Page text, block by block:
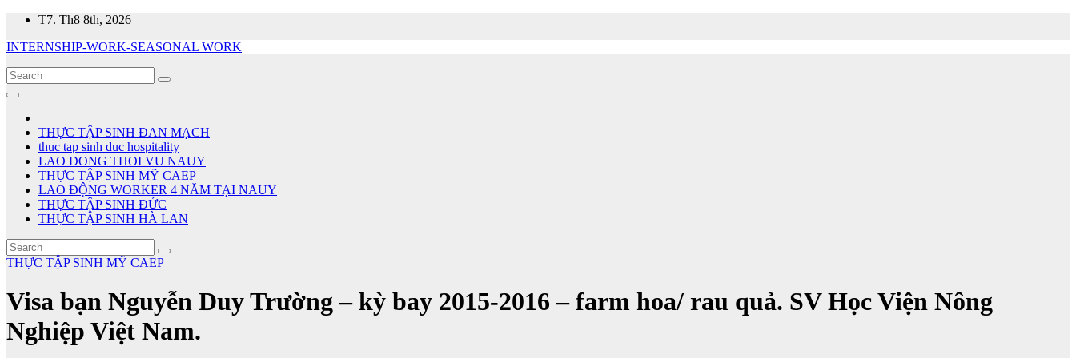
Skip
content
T7. Th8 8th, 2026
INTERNSHIP-WORK-SEASONAL WORK
THỰC TẬP SINH ĐAN MẠCH
thuc tap sinh duc hospitality
LAO DONG THOI VU NAUY
THỰC TẬP SINH MỸ CAEP
LAO ĐỘNG WORKER 4 NĂM TẠI NAUY
THỰC TẬP SINH ĐỨC
THỰC TẬP SINH HÀ LAN
THỰC TẬP SINH MỸ CAEP
Visa bạn Nguyễn Duy Trường – kỳ bay 2015-2016 – farm hoa/ rau quả. SV Học Viện Nông
Nghiệp Việt Nam.